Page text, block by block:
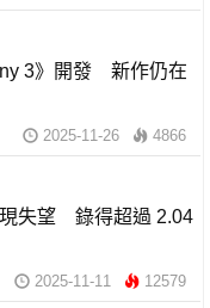
3》開發 新作仍在
2025-11-26 4866
失望 錄得超過 2.04
2025-11-11 12579